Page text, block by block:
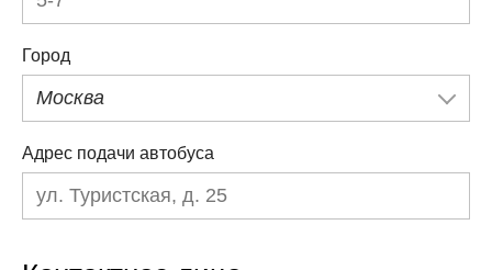
Город
Москва
Адрес подачи автобуса